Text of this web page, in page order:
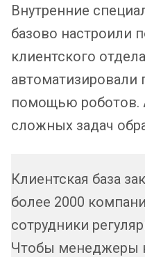
Внутренние
базово настроили
клиентского
автоматизировали
помощью роботов.
сложных задач
Клиентская база
более 2000
сотрудники
Чтобы менеджеры